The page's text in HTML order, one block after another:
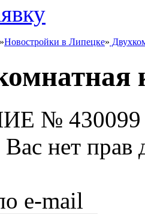
»Новостройки в Липецке»
№ 430099
нет прав
e-mail